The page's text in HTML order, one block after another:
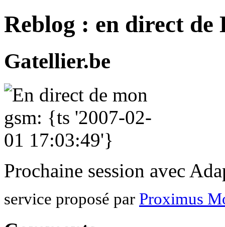
Reblog : en direct de
Gatellier.be
Prochaine session avec
service proposé par Proximus